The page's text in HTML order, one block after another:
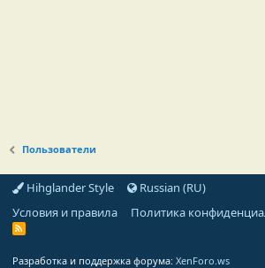
Пользователи
Hihglander Style
Russian (RU)
Условия и правила
Политика
R
Разработка и поддержка форума: XenForo.ws